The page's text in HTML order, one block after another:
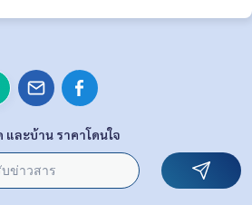
และบ้าน ราคาโดนใจ